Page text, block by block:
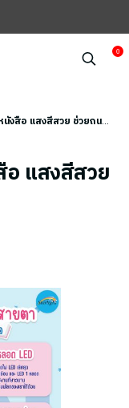
0
แสงสีสวย ช่วยถนอมสายตา
แสงสีสวย